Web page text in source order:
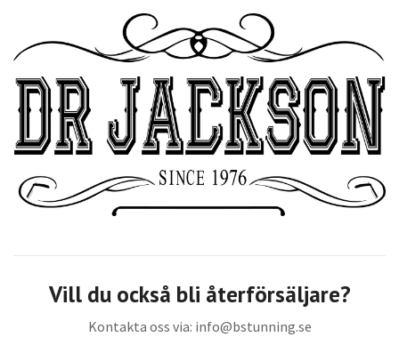
Vill du också bli återförsäljare?
Kontakta oss via: info@bstunning.se